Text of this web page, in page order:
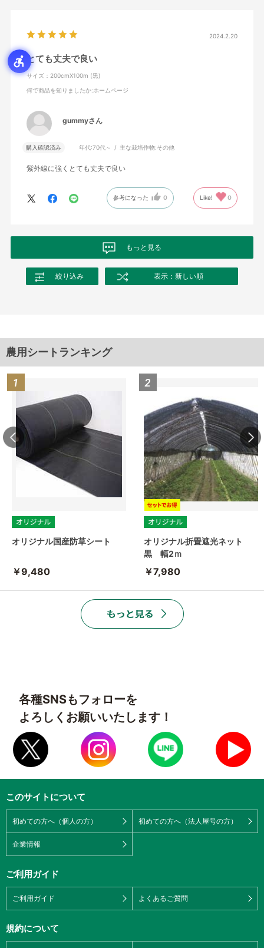
2024.2.20
とても丈夫で良い
サイズ：200cmX100m (黒)
何で商品を知りましたか:ホームページ
gummyさん
購入確認済み 年代:70代～ 主な栽培作物:その他
紫外線に強くとても丈夫で良い
参考になった 0 Like! 0
もっと見る
絞り込み 表示：新しい順
農用シートランキング
オリジナル国産防草シート
￥9,480
オリジナル折畳遮光ネット
黒 幅2ｍ
￥7,980
各種SNSもフォローを
よろしくお願いいたします！
このサイトについて
初めての方へ（個人の方） 初めての方へ（法人屋号の方）
企業情報
ご利用ガイド
ご利用ガイド よくあるご質問
規約について